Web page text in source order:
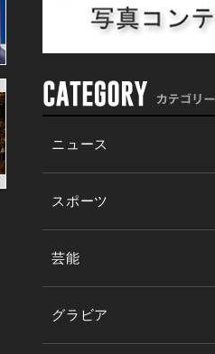
ニュース
スポーツ
芸能
グラビア